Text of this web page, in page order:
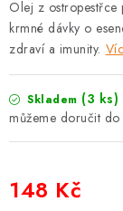
Podmínky
Zásady použivání
FAQ
Olej z ostropestřce
krmné dávky o
zdraví a imunity.
Skladem (3 ks)
148 Kč